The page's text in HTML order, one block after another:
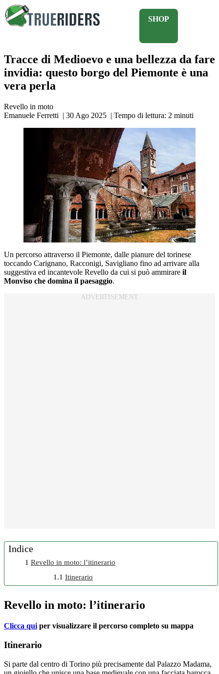
SHOP
Tracce di Medioevo e una bellezza da fare
invidia: questo borgo del Piemonte è una
vera perla
Revello in moto
Emanuele Ferretti | 30 Ago 2025 | Tempo di lettura: 2 minuti
Un percorso attraverso il Piemonte, dalle pianure del torinese
toccando Carignano, Racconigi, Savigliano fino ad arrivare alla
suggestiva ed incantevole Revello da cui si può ammirare il
Monviso che domina il paesaggio.
Indice
1 Revello in moto: l’itinerario
1.1 Itinerario
Revello in moto: l’itinerario
Clicca qui per visualizzare il percorso completo su mappa
Itinerario
Si parte dal centro di Torino più precisamente dal Palazzo Madama,